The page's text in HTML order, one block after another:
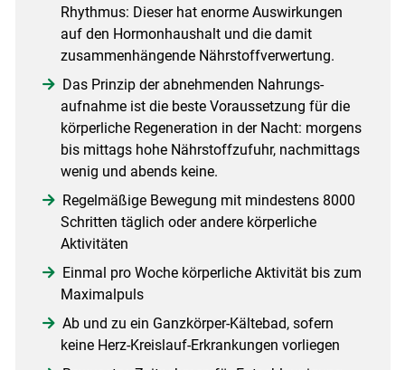
Rhythmus: Dieser hat ­enorme Auswirkungen
auf den Hormonhaushalt und die damit
zusammen­hängende Nährstoffverwertung.
Das Prinzip der abnehmenden Nahrungs­
aufnahme ist die beste Voraussetzung für die
körperliche Regeneration in der Nacht: morgens
bis mittags hohe Nährstoffzufuhr, nachmittags
wenig und abends keine.
Regelmäßige Bewegung mit mindestens 8000
Schritten täglich oder andere körperliche
Aktivitäten
Einmal pro Woche körperliche Aktivität bis zum
Maximalpuls
Ab und zu ein Ganz­körper-Kältebad, sofern
keine Herz-Kreislauf-Erkrankungen vorliegen